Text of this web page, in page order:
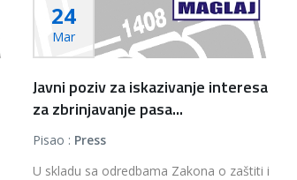
24
Mar
Javni poziv za iskazivanje interesa
za zbrinjavanje pasa...
Pisao : Press
U skladu sa odredbama Zakona o zaštiti i